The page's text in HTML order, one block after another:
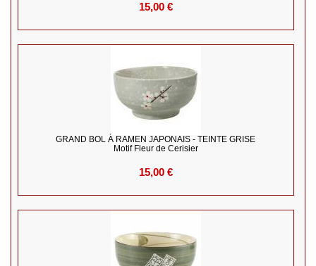
15,00 €
GRAND BOL À RAMEN JAPONAIS - TEINTE GRISE
Motif Fleur de Cerisier
15,00 €